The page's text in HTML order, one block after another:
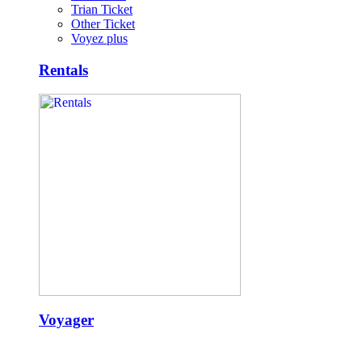
Trian Ticket
Other Ticket
Voyez plus
Rentals
Voyager